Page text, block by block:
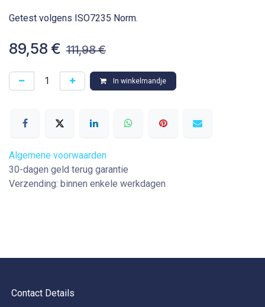
Getest volgens ISO7235 Norm.
89,58 € 111,98€
In winkelmandje
Algemene voorwaarden
30-dagen geld terug garantie
Verzending: binnen enkele werkdagen
Contact Details